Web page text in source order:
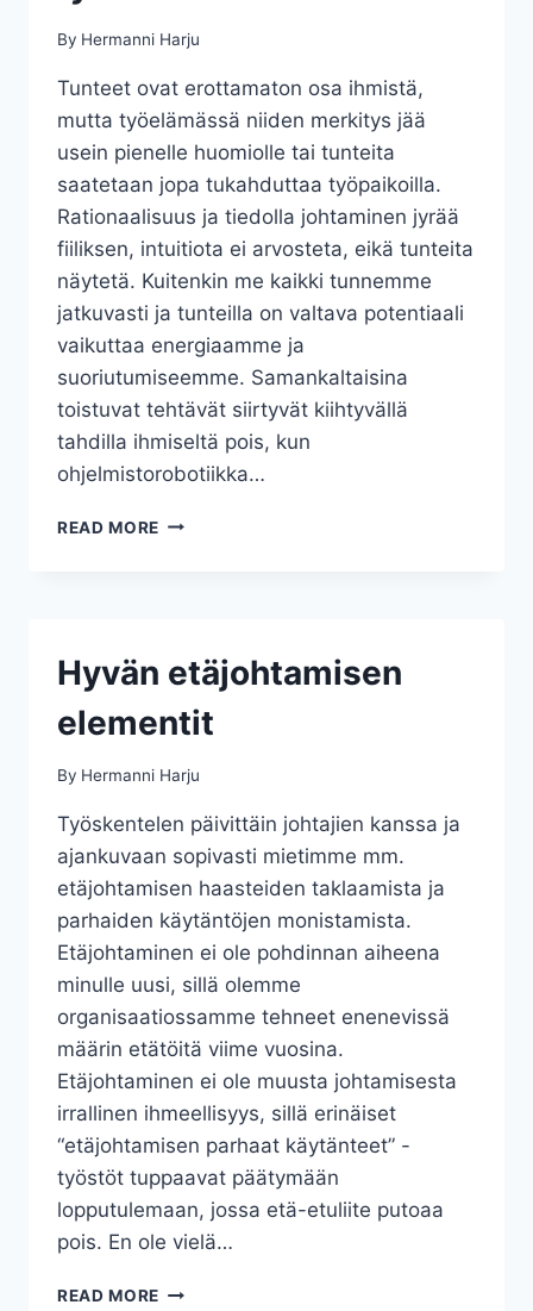
By Hermanni Harju
Tunteet ovat erottamaton osa ihmistä,
mutta työelämässä niiden merkitys jää
usein pienelle huomiolle tai tunteita
saatetaan jopa tukahduttaa työpaikoilla.
Rationaalisuus ja tiedolla johtaminen jyrää
fiiliksen, intuitiota ei arvosteta, eikä tunteita
näytetä. Kuitenkin me kaikki tunnemme
jatkuvasti ja tunteilla on valtava potentiaali
vaikuttaa energiaamme ja
suoriutumiseemme. Samankaltaisina
toistuvat tehtävät siirtyvät kiihtyvällä
tahdilla ihmiseltä pois, kun
ohjelmistorobotiikka…
READ MORE TUNTEET
Hyvän etäjohtamisen
elementit
By Hermanni Harju
Työskentelen päivittäin johtajien kanssa ja
ajankuvaan sopivasti mietimme mm.
etäjohtamisen haasteiden taklaamista ja
parhaiden käytäntöjen monistamista.
Etäjohtaminen ei ole pohdinnan aiheena
minulle uusi, sillä olemme
organisaatiossamme tehneet enenevissä
määrin etätöitä viime vuosina.
Etäjohtaminen ei ole muusta johtamisesta
irrallinen ihmeellisyys, sillä erinäiset
“etäjohtamisen parhaat käytänteet” -
työstöt tuppaavat päätymään
lopputulemaan, jossa etä-etuliite putoaa
pois. En ole vielä…
READ MORE HYVÄN